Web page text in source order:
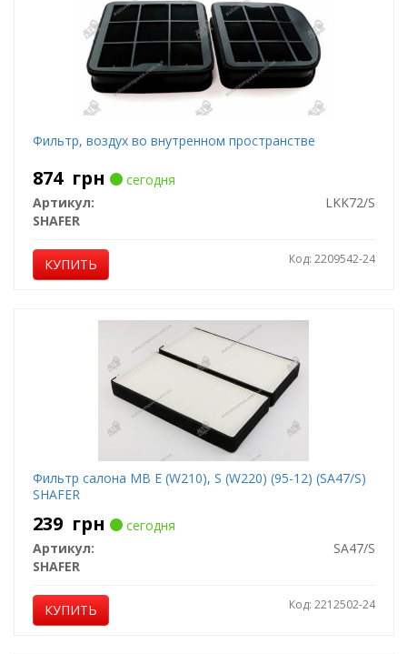
Фильтр, воздух во внутренном пространстве
874 грн
сегодня
Артикул:
LKK72/S
SHAFER
КУПИТЬ Код: 2209542-24
Фильтр салона MB E (W210), S (W220) (95-12) (SA47/S)
SHAFER
239 грн
сегодня
Артикул:
SA47/S
SHAFER
КУПИТЬ Код: 2212502-24